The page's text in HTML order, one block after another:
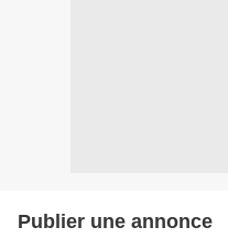
Publier une annonce